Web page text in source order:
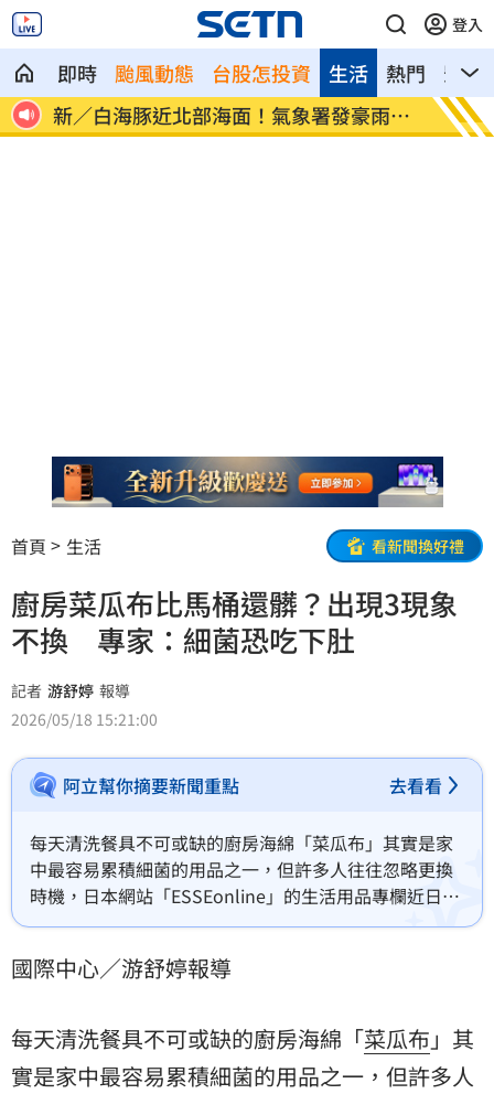
登入
即時 颱風動態 台股怎投資 熱門 影音
生活
台
新／白海豚近北部海面！氣象署發豪雨特
報
南電
首頁 生活 看新聞換好禮
廚房菜瓜布比馬桶還髒？出現3現象
不換 專家：細菌恐吃下肚
記者 游舒婷 報導
2026/05/18 15:21:00
阿立幫你摘要新聞重點 去看看
每天清洗餐具不可或缺的廚房海綿「菜瓜布」其實是家
中最容易累積細菌的用品之一，但許多人往往忽略更換
時機，日本網站「ESSEonline」的生活用品專欄近日採
訪日本家用品製造商，專家也點出更換菜瓜布的時機。
國際中心／游舒婷報導
每天清洗餐具不可或缺的廚房海綿「菜瓜布 」其
實是家中最容易累積細菌的用品之一，但許多人